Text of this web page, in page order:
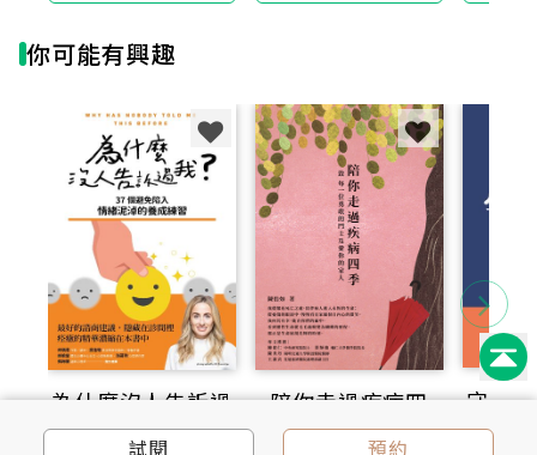
試閱 預約
你可能有興趣
為什麼沒人告訴過
我？：37個避免陷
陪你走過疾病四
季：致 每一位勇敢
守密
的第